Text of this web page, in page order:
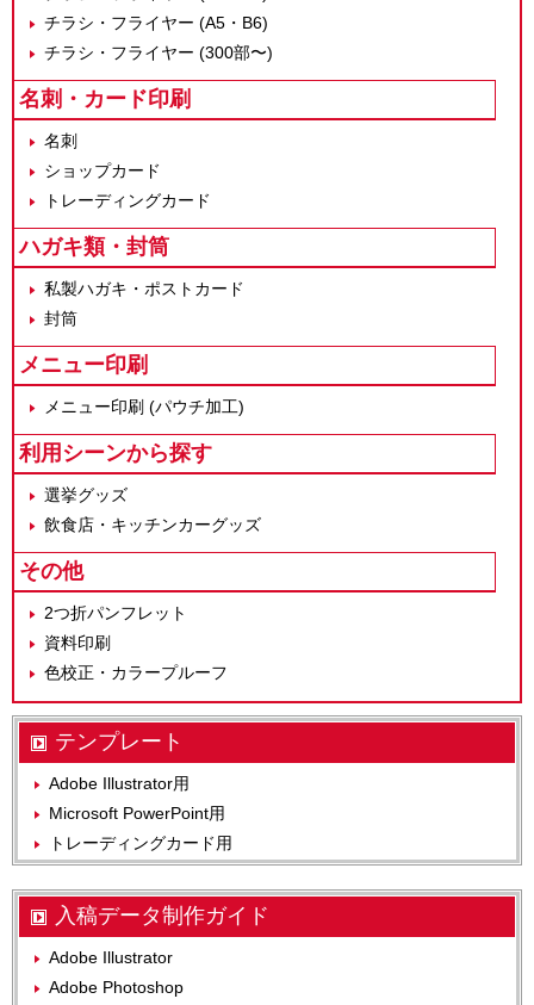
チラシ・フライヤー (A5・B6)
チラシ・フライヤー (300部〜)
名刺・カード印刷
名刺
ショップカード
トレーディングカード
ハガキ類・封筒
私製ハガキ・ポストカード
封筒
メニュー印刷
メニュー印刷 (パウチ加工)
利用シーンから探す
選挙グッズ
飲食店・キッチンカーグッズ
その他
2つ折パンフレット
資料印刷
色校正・カラープルーフ
テンプレート
Adobe Illustrator用
Microsoft PowerPoint用
トレーディングカード用
入稿データ制作ガイド
Adobe Illustrator
Adobe Photoshop